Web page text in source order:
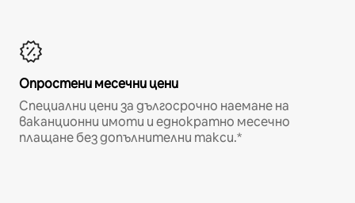
Опростени месечни цени
Специални цени за дългосрочно наемане на
ваканционни имоти и еднократно месечно
плащане без допълнителни такси.*